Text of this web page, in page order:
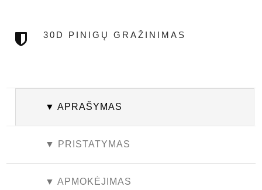
30D PINIGŲ GRAŽINIMAS
▼ APRAŠYMAS
▼ PRISTATYMAS
▼ APMOKĖJIMAS